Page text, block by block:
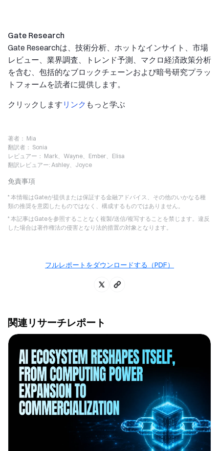
Gate Research
Gate Researchは、技術分析、ホットなインサイト、市場
レビュー、業界調査、トレンド予測、マクロ経済政策分析
を含む、包括的なブロックチェーンおよび暗号研究プラッ
トフォームを読者に提供します。
クリックします リンク もっと学ぶ
著者： Mia
翻訳者： Sonia
レビュアー： Mark、Wayne、Ember、Elisa
翻訳レビュアー: Ashley、Joyce
免責事項
* 本情報はGateが提供または保証する金融アドバイス、その他のいかなる種
類の推奨を意図したものではなく、構成するものではありません。
* 本記事はGateを参照することなく複製/送信/複写することを禁じます。違反
した場合は著作権法の侵害となり法的措置の対象となります。
フルレポートをダウンロードする（PDF）
関連リサーチレポート